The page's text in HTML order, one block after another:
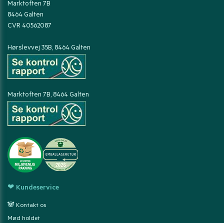
Marktoften 7B
8464 Galten
CVR 40562087
Hørslevvej 35B, 8464 Galten
Marktoften 7B, 8464 Galten
❤ Kundeservice
🐼 Kontakt os
Mød holdet